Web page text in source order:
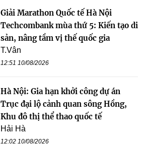
Giải Marathon Quốc tế Hà Nội
Techcombank mùa thứ 5: Kiến tạo di
sản, nâng tầm vị thế quốc gia
T.Vân
12:51 10/08/2026
Hà Nội: Gia hạn khởi công dự án
Trục đại lộ cảnh quan sông Hồng,
Khu đô thị thể thao quốc tế
Hải Hà
12:02 10/08/2026